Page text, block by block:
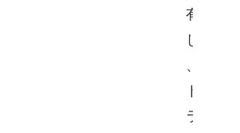
有
し
、
ト
ラ